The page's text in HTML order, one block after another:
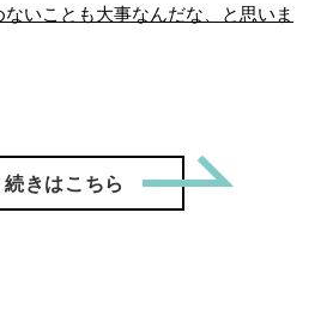
いことも大事なんだな、と思いま
続きはこちら